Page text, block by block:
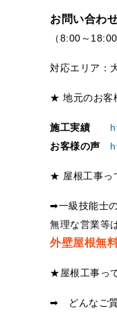
お問い合わ
（8:00～
対応エリア：
★ 地元のお客
施工実績
お客様の声
★ 屋根工事っ
➡一級技能士
無理な営業等
外壁屋根無
★屋根工事っ
➡ どんなご質